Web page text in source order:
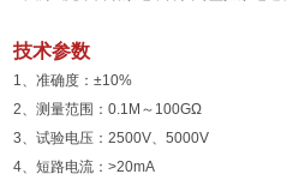
技术参数
1、准确度：±10%
2、测量范围：0.1M～100GΩ
3、试验电压：2500V、5000V
4、短路电流：>20mA